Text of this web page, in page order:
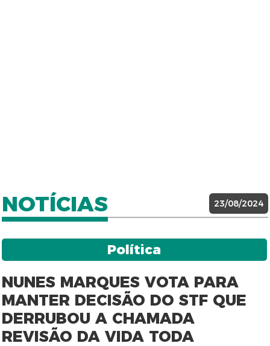
NOTÍCIAS 23/08/2024
Política
NUNES MARQUES VOTA PARA
MANTER DECISÃO DO STF QUE
DERRUBOU A CHAMADA
REVISÃO DA VIDA TODA